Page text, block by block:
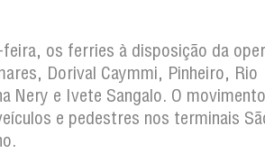
feira, os ferries à disposição da
Dorival Caymmi, Pinheiro, Rio
Nery e Ivete Sangalo. O
e pedestres nos terminais